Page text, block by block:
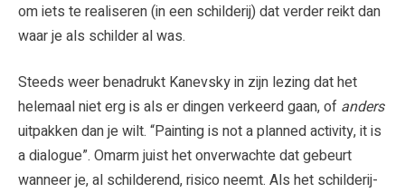
om iets te realiseren (in een schilderij) dat verder reikt dan
waar je als schilder al was.
Steeds weer benadrukt Kanevsky in zijn lezing dat het
helemaal niet erg is als er dingen verkeerd gaan, of anders
uitpakken dan je wilt. “Painting is not a planned activity, it is
a dialogue”. Omarm juist het onverwachte dat gebeurt
wanneer je, al schilderend, risico neemt. Als het schilderij-